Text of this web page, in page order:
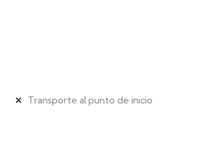
Transporte al punto de inicio